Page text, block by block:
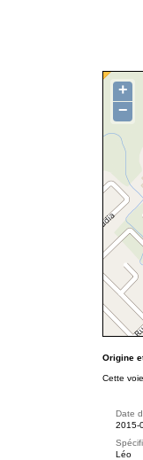
+
−
Origine
Cette
Date
2015-
Léo